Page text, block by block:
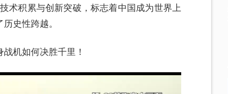
术积累与创新突破，标志着中国成为世界上
史性跨越。
机如何决胜千里！